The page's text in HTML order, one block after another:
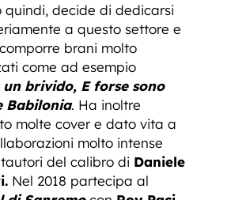
quindi, decide di dedicarsi
a questo settore e
brani molto
come ad esempio
brivido, E forse sono
Babilonia. Ha inoltre
molte cover e dato vita a
molto intense
del calibro di Daniele
Nel 2018 partecipa al